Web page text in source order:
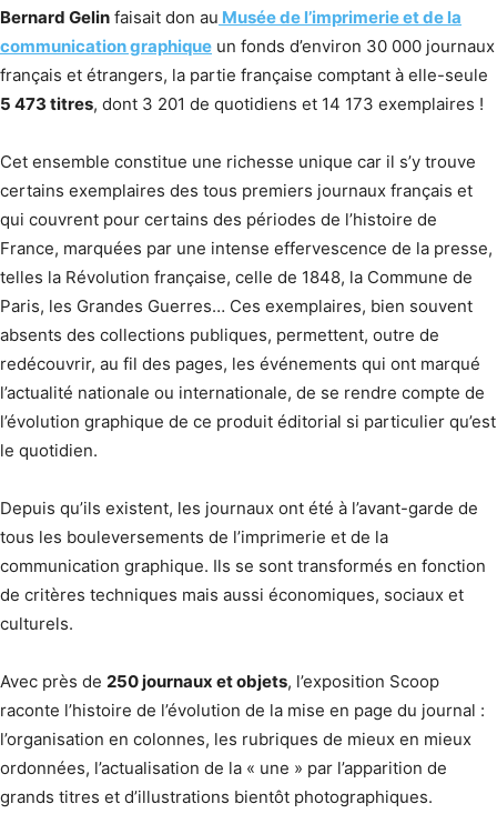
Bernard Gelin faisait don au Musée de l’imprimerie et de la
communication graphique un fonds d’environ 30 000 journaux
français et étrangers, la partie française comptant à elle-seule
5 473 titres, dont 3 201 de quotidiens et 14 173 exemplaires !
Cet ensemble constitue une richesse unique car il s’y trouve
certains exemplaires des tous premiers journaux français et
qui couvrent pour certains des périodes de l’histoire de
France, marquées par une intense effervescence de la presse,
telles la Révolution française, celle de 1848, la Commune de
Paris, les Grandes Guerres… Ces exemplaires, bien souvent
absents des collections publiques, permettent, outre de
redécouvrir, au fil des pages, les événements qui ont marqué
l’actualité nationale ou internationale, de se rendre compte de
l’évolution graphique de ce produit éditorial si particulier qu’est
le quotidien.
Depuis qu’ils existent, les journaux ont été à l’avant-garde de
tous les bouleversements de l’imprimerie et de la
communication graphique. Ils se sont transformés en fonction
de critères techniques mais aussi économiques, sociaux et
culturels.
Avec près de 250 journaux et objets, l’exposition Scoop
raconte l’histoire de l’évolution de la mise en page du journal :
l’organisation en colonnes, les rubriques de mieux en mieux
ordonnées, l’actualisation de la « une » par l’apparition de
grands titres et d’illustrations bientôt photographiques.